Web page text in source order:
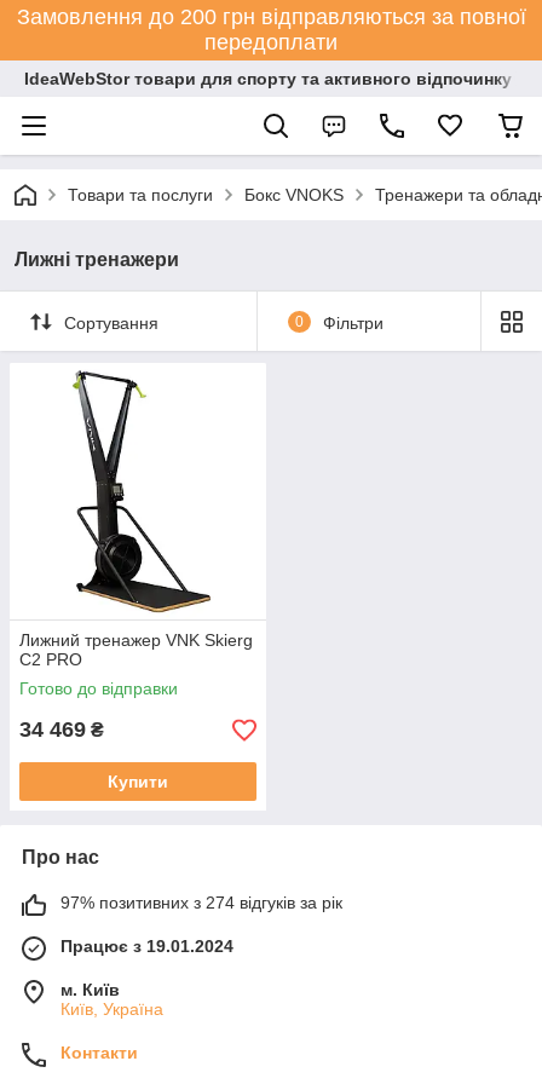
Замовлення до 200 грн відправляються за повної
передоплати
IdeaWebStor товари для спорту та активного відпочинку
Товари та послуги Бокс VNOKS Тренажери та
Лижні тренажери
Сортування 0 Фільтри
Лижний тренажер VNK Skierg
C2 PRO
Готово до відправки
34 469 ₴
Купити
Про нас
97% позитивних з 274 відгуків за рік
Працює з 19.01.2024
м. Київ
Київ, Україна
Контакти